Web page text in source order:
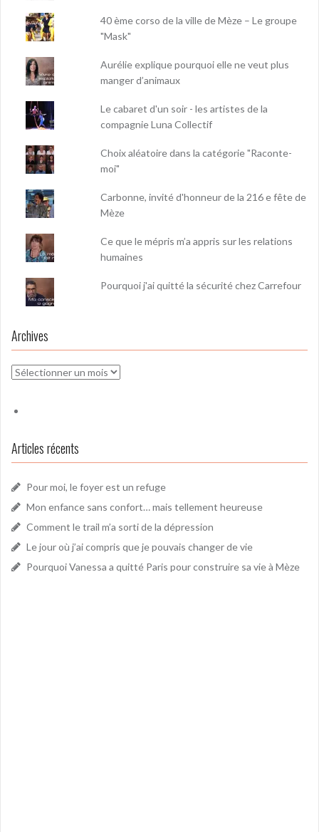
40 ème corso de la ville de Mèze – Le groupe
"Mask"
Aurélie explique pourquoi elle ne veut plus
manger d’animaux
Le cabaret d'un soir - les artistes de la
compagnie Luna Collectif
Choix aléatoire dans la catégorie "Raconte-
moi"
Carbonne, invité d'honneur de la 216 e fête de
Mèze
Ce que le mépris m’a appris sur les relations
humaines
Pourquoi j'ai quitté la sécurité chez Carrefour
Archives
Archives
Articles récents
Pour moi, le foyer est un refuge
Mon enfance sans confort… mais tellement heureuse
Comment le trail m’a sorti de la dépression
Le jour où j’ai compris que je pouvais changer de vie
Pourquoi Vanessa a quitté Paris pour construire sa vie à Mèze